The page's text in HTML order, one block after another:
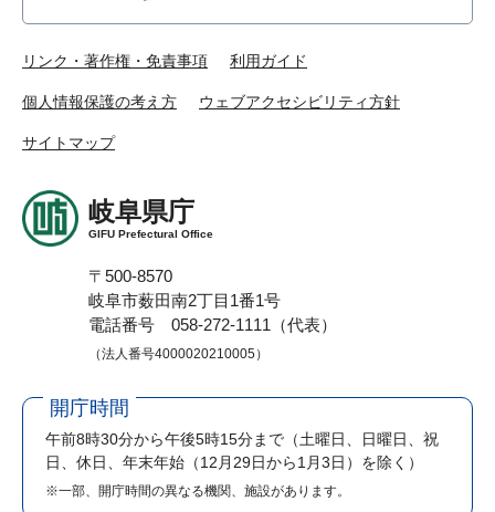
リンク・著作権・免責事項 利用ガイド
個人情報保護の考え方 ウェブアクセシビリティ方針
サイトマップ
岐阜県庁
GIFU Prefectural Office
〒500-8570
岐阜市薮田南2丁目1番1号
電話番号 058-272-1111（代表）
（法人番号4000020210005）
開庁時間
午前8時30分から午後5時15分まで （土曜日、日曜日、祝
日、休日、年末年始（12月29日から1月3日）を除く）
※一部、開庁時間の異なる機関、施設があります。